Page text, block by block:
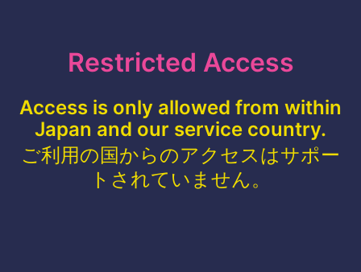
Restricted Access
Access is only allowed from within
Japan and our service country.
ご利用の国からのアクセスはサポー
トされていません。